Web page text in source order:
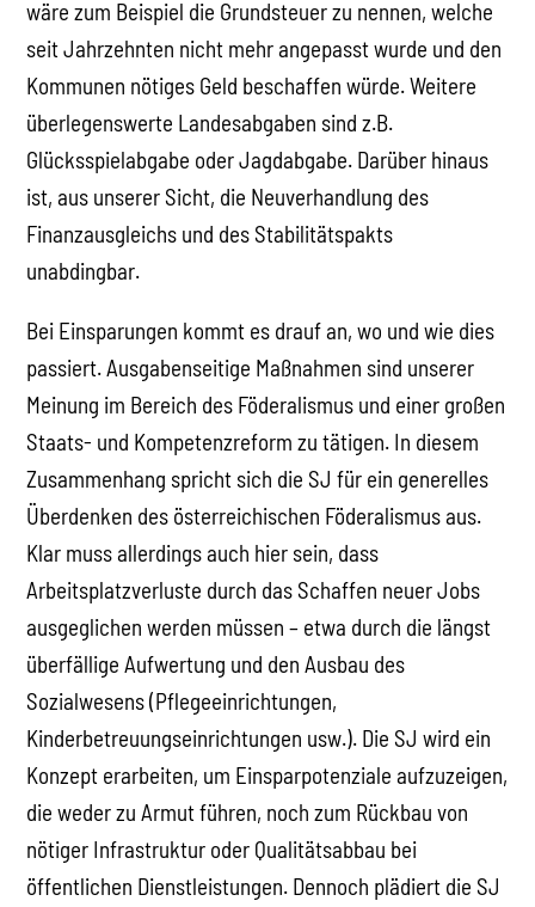
wäre zum Beispiel die Grundsteuer zu nennen, welche
seit Jahrzehnten nicht mehr angepasst wurde und den
Kommunen nötiges Geld beschaffen würde. Weitere
überlegenswerte Landesabgaben sind z.B.
Glücksspielabgabe oder Jagdabgabe. Darüber hinaus
ist, aus unserer Sicht, die Neuverhandlung des
Finanzausgleichs und des Stabilitätspakts
unabdingbar.
Bei Einsparungen kommt es drauf an, wo und wie dies
passiert. Ausgabenseitige Maßnahmen sind unserer
Meinung im Bereich des Föderalismus und einer großen
Staats- und Kompetenzreform zu tätigen. In diesem
Zusammenhang spricht sich die SJ für ein generelles
Überdenken des österreichischen Föderalismus aus.
Klar muss allerdings auch hier sein, dass
Arbeitsplatzverluste durch das Schaffen neuer Jobs
ausgeglichen werden müssen – etwa durch die längst
überfällige Aufwertung und den Ausbau des
Sozialwesens (Pflegeeinrichtungen,
Kinderbetreuungseinrichtungen usw.). Die SJ wird ein
Konzept erarbeiten, um Einsparpotenziale aufzuzeigen,
die weder zu Armut führen, noch zum Rückbau von
nötiger Infrastruktur oder Qualitätsabbau bei
öffentlichen Dienstleistungen. Dennoch plädiert die SJ